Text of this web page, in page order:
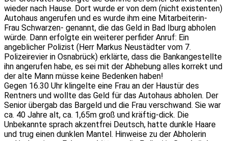
wieder nach Hause. Dort wurde er von dem (nicht existenten)
Autohaus angerufen und es wurde ihm eine Mitarbeiterin-
Frau Schwarzen- genannt, die das Geld in Bad Iburg abholen
würde. Dann erfolgte ein weiterer perfider Anruf: Ein
angeblicher Polizist (Herr Markus Neustädter vom 7.
Polizeirevier in Osnabrück) erklärte, dass die Bankangestellte
ihn angerufen habe, es sei mit der Abhebung alles korrekt und
der alte Mann müsse keine Bedenken haben!
Gegen 16.30 Uhr klingelte eine Frau an der Haustür des
Rentners und wollte das Geld für das Autohaus abholen. Der
Senior übergab das Bargeld und die Frau verschwand. Sie war
ca. 40 Jahre alt, ca. 1,65m groß und kräftig-dick. Die
Unbekannte sprach akzentfrei Deutsch, hatte dunkle Haare
und trug einen dunklen Mantel. Hinweise zu der Abholerin